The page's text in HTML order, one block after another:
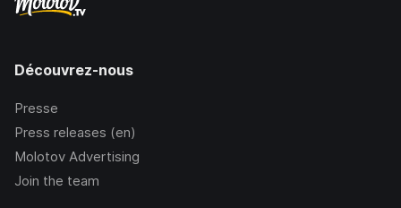
Découvrez-nous
Presse
Press releases (en)
Molotov Advertising
Join the team